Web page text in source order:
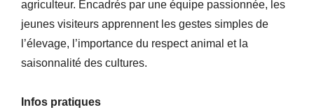
agriculteur. Encadrés par une équipe passionnée, les
jeunes visiteurs apprennent les gestes simples de
l’élevage, l’importance du respect animal et la
saisonnalité des cultures.
Infos pratiques